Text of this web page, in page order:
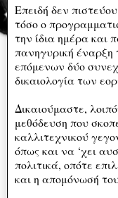
Επειδή δεν
τόσο ο
την ίδια ημέρα και
πανηγυρική έναρξη
επόμενων δύο
δικαιολογία των
Δικαιούμαστε,
μεθόδευση που
καλλιτεχνικού
όπως και να ‘χει
πολιτικά, οπότε
και η απομόνωσή